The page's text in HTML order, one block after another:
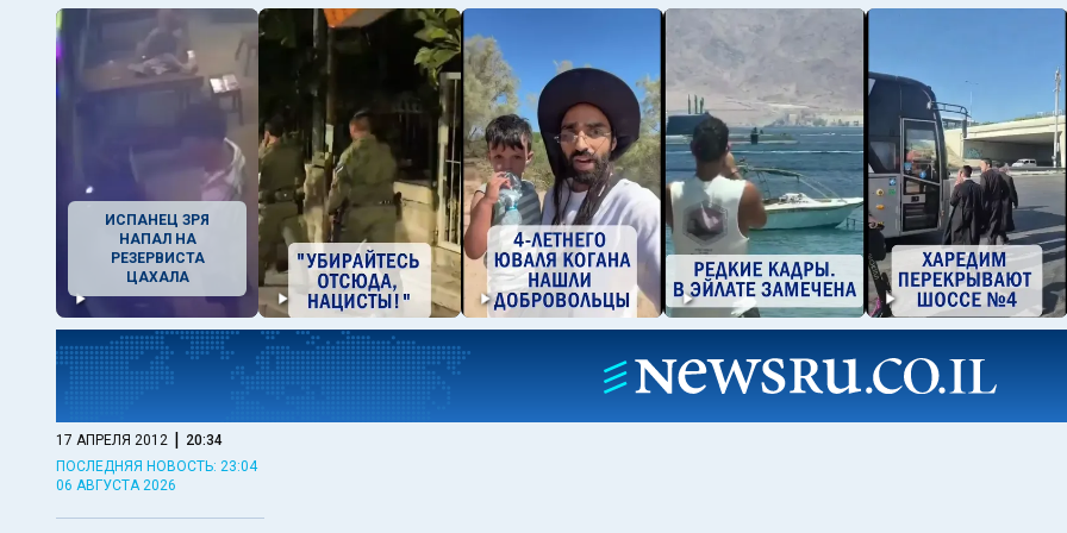
ИСПАНЕЦ ЗРЯ
НАПАЛ НА
РЕЗЕРВИСТА
ЦАХАЛА
17 АПРЕЛЯ 2012 | 20:34
ПОСЛЕДНЯЯ НОВОСТЬ: 23:04
06 АВГУСТА 2026